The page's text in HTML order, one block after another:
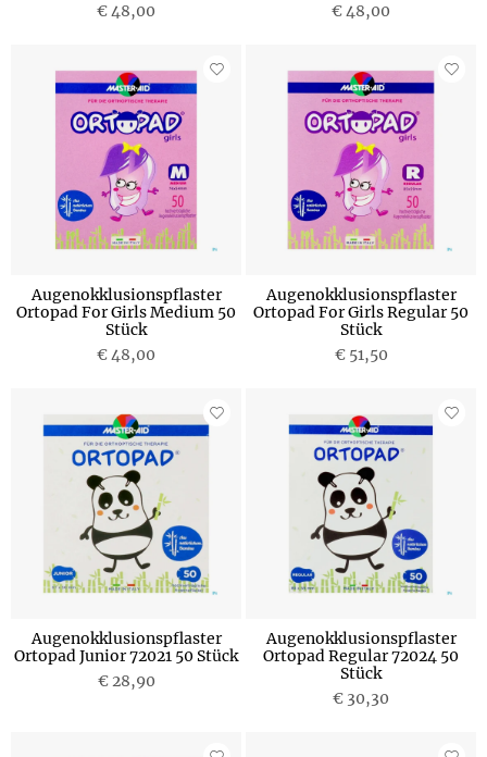
€ 48,00
€ 48,00
Augenokklusionspflaster
Ortopad For Girls Medium 50
Stück
€ 48,00
Augenokklusionspflaster
Ortopad For Girls Regular 50
Stück
€ 51,50
Augenokklusionspflaster
Ortopad Junior 72021 50 Stück
€ 28,90
Augenokklusionspflaster
Ortopad Regular 72024 50
Stück
€ 30,30